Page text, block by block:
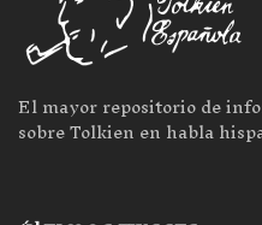
El mayor repositorio de
sobre Tolkien en habla